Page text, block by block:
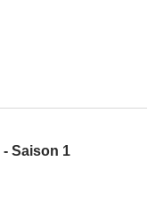
- Saison 1